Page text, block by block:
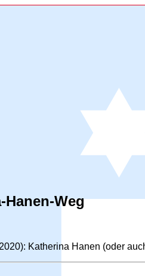
Hanen-Weg
Katherina Hanen (oder